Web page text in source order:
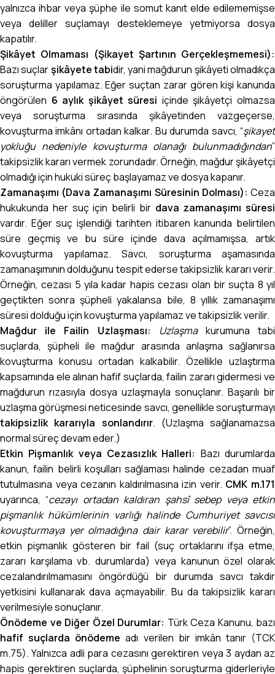
yalnızca ihbar veya şüphe ile somut kanıt elde edilememişse
veya deliller suçlamayı desteklemeye yetmiyorsa dosya
kapatılır.
Şikâyet Olmaması (Şikayet Şartının Gerçekleşmemesi):
Bazı suçlarşikâyete tabidir, yani mağdurun şikâyeti olmadıkça
soruşturma yapılamaz. Eğer suçtan zarar gören kişi kanunda
öngörülen 6 aylık şikâyet süresi içinde şikâyetçi olmazsa
veya soruşturma sırasında şikâyetinden vazgeçerse,
kovuşturma imkânı ortadan kalkar. Bu durumda savcı, “şikayet
yokluğu nedeniyle kovuşturma olanağı bulunmadığından”
takipsizlik kararı vermek zorundadır. Örneğin, mağdur şikâyetçi
olmadığı için hukuki süreç başlayamaz ve dosya kapanır.
Zamanaşımı (Dava Zamanaşımı Süresinin Dolması): Ceza
hukukunda her suç için belirli bir dava zamanaşımı süresi
vardır. Eğer suç işlendiği tarihten itibaren kanunda belirtilen
süre geçmiş ve bu süre içinde dava açılmamışsa, artık
kovuşturma yapılamaz. Savcı, soruşturma aşamasında
zamanaşımının dolduğunu tespit ederse takipsizlik kararı verir.
Örneğin, cezası 5 yıla kadar hapis cezası olan bir suçta 8 yıl
geçtikten sonra şüpheli yakalansa bile, 8 yıllık zamanaşımı
süresi dolduğu için kovuşturma yapılamaz ve takipsizlik verilir.
Mağdur ile Failin Uzlaşması:
Uzlaşmakurumuna tabi
suçlarda, şüpheli ile mağdur arasında anlaşma sağlanırsa
kovuşturma konusu ortadan kalkabilir. Özellikle uzlaştırma
kapsamında ele alınan hafif suçlarda, failin zararı gidermesi ve
mağdurun rızasıyla dosya uzlaşmayla sonuçlanır. Başarılı bir
uzlaşma görüşmesi neticesinde savcı, genellikle soruşturmayı
takipsizlik kararıyla sonlandırır. (Uzlaşma sağlanamazsa
normal süreç devam eder.)
Etkin Pişmanlık veya Cezasızlık Halleri: Bazı durumlarda
kanun, failin belirli koşulları sağlaması halinde cezadan muaf
tutulmasına veya cezanın kaldırılmasına izin verir. CMK m.171
uyarınca, “cezayı ortadan kaldıran şahsî sebep veya etkin
pişmanlık hükümlerinin varlığı halinde Cumhuriyet savcısı
kovuşturmaya yer olmadığına dair karar verebilir”. Örneğin,
etkin pişmanlık gösteren bir fail (suç ortaklarını ifşa etme,
zararı karşılama vb. durumlarda) veya kanunun özel olarak
cezalandırılmamasını öngördüğü bir durumda savcı takdir
yetkisini kullanarak dava açmayabilir. Bu da takipsizlik kararı
verilmesiyle sonuçlanır.
Önödeme ve Diğer Özel Durumlar: Türk Ceza Kanunu, bazı
hafif suçlarda önödeme adı verilen bir imkân tanır (TCK
m.75). Yalnızca adli para cezasını gerektiren veya 3 aydan az
hapis gerektiren suçlarda, şüphelinin soruşturma giderleriyle